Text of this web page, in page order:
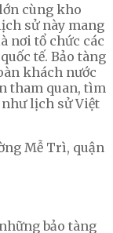
cùng kho
sử này mang
nơi tổ chức các
tế. Bảo tàng
khách nước
tham quan, tìm
lịch sử Việt
Mễ Trì, quận
bảo tàng